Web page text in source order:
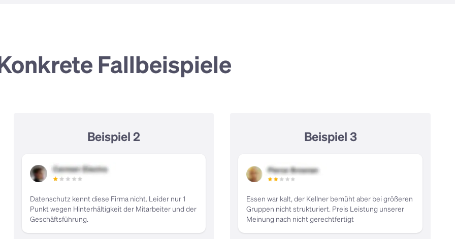
Fallbeispiele
Beispiel 2
Datenschutz kennt diese Firma nicht. Leider nur 1
Punkt wegen Hinterhältigkeit der Mitarbeiter und der
Geschäftsführung.
Beispiel 3
Essen war kalt, der Kellner bemüht aber bei größeren
Gruppen nicht strukturiert. Preis Leistung unserer
Meinung nach nicht gerechtfertigt